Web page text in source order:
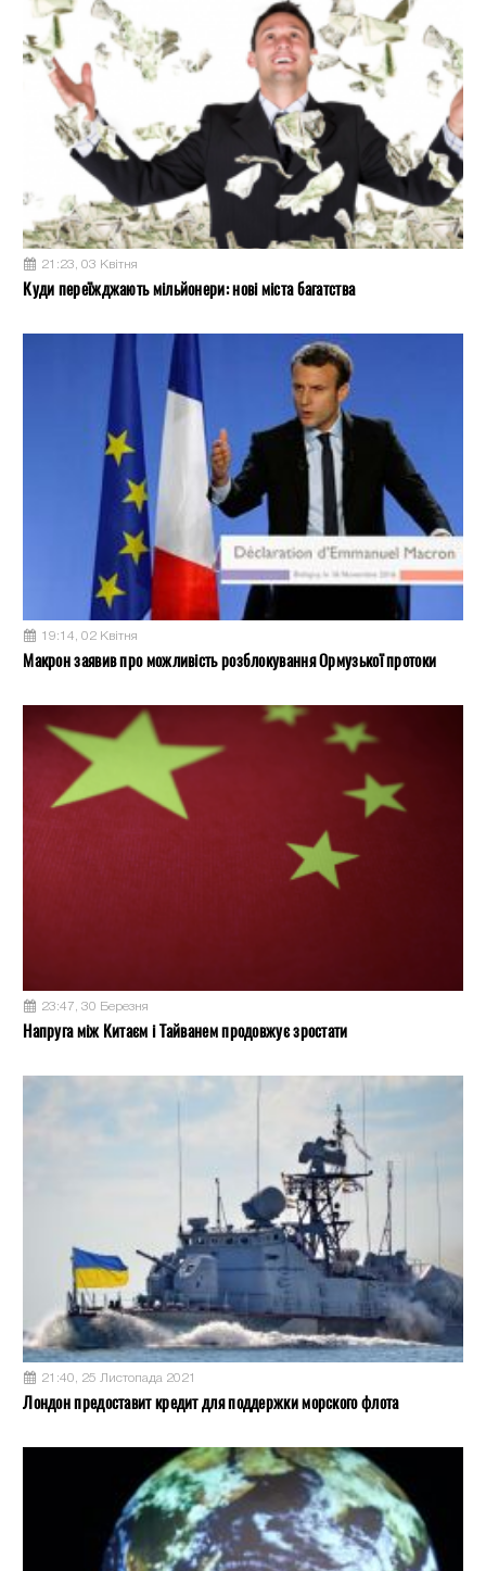
21:23, 03 Квітня
Куди переїжджають мільйонери: нові міста багатства
19:14, 02 Квітня
Макрон заявив про можливість розблокування Ормузької протоки
23:47, 30 Березня
Напруга між Китаєм і Тайванем продовжує зростати
21:40, 25 Листопада 2021
Лондон предоставит кредит для поддержки морского флота